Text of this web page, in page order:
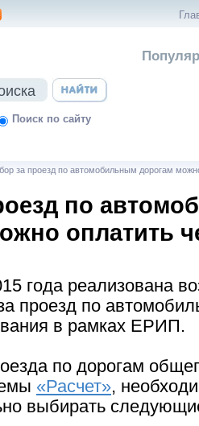
Поиск по сайту
за проезд по автомобильным дорогам
по
оплатить
года реализована
проезд по
в рамках ЕРИП.
по дорогам
«Расчет»,
выбирать